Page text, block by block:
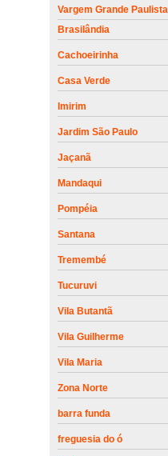
Vargem Grande Paulista
Brasilândia
Cachoeirinha
Casa Verde
Imirim
Jardim São Paulo
Jaçanã
Mandaqui
Pompéia
Santana
Tremembé
Tucuruvi
Vila Butantã
Vila Guilherme
Vila Maria
Zona Norte
barra funda
freguesia do ó